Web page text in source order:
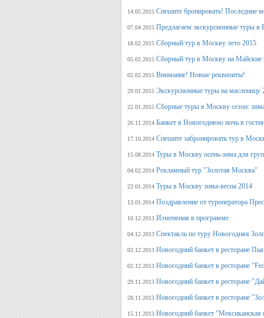
14.05.2015 Спешите бронировать! Последние
07.04.2015 Предлагаем экскурсионные туры в
18.02.2015 Сборный тур в Москву лето 2015
05.02.2015 Сборный тур в Москву на Майские
02.02.2015 Внимание! Новые реквизиты!
29.01.2015 Экскурсионные туры на масленицу
22.01.2015 Сборные туры в Москву сезон:
26.11.2014 Банкет в Новогоднюю ночь в
17.10.2014 Спешите забронировать тур в
15.08.2014 Туры в Москву осень-зима для
04.02.2014 Рекламный тур "Золотая Москва"
22.01.2014 Туры в Москву зима-весна 2014
13.01.2014 Поздравление от туроператора
10.12.2013 Изменения в программе
04.12.2013 Спектакль по туру Новогодняя
03.12.2013 Новогодний банкет в ресторане
02.12.2013 Новогодний банкет в ресторане
29.11.2013 Новогодний банкет в ресторане
28.11.2013 Новогодний банкет в ресторане
15.11.2013 Новогодний банкет